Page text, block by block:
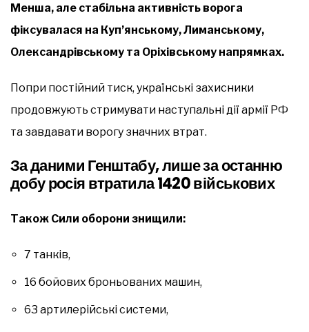
Менша, але стабільна активність ворога
фіксувалася на Куп’янському, Лиманському,
Олександрівському та Оріхівському напрямках.
Попри постійний тиск, українські захисники
продовжують стримувати наступальні дії армії РФ
та завдавати ворогу значних втрат.
За даними Генштабу, лише за останню
добу росія втратила 1420 військових
Також Сили оборони знищили:
7 танків,
16 бойових броньованих машин,
63 артилерійські системи,